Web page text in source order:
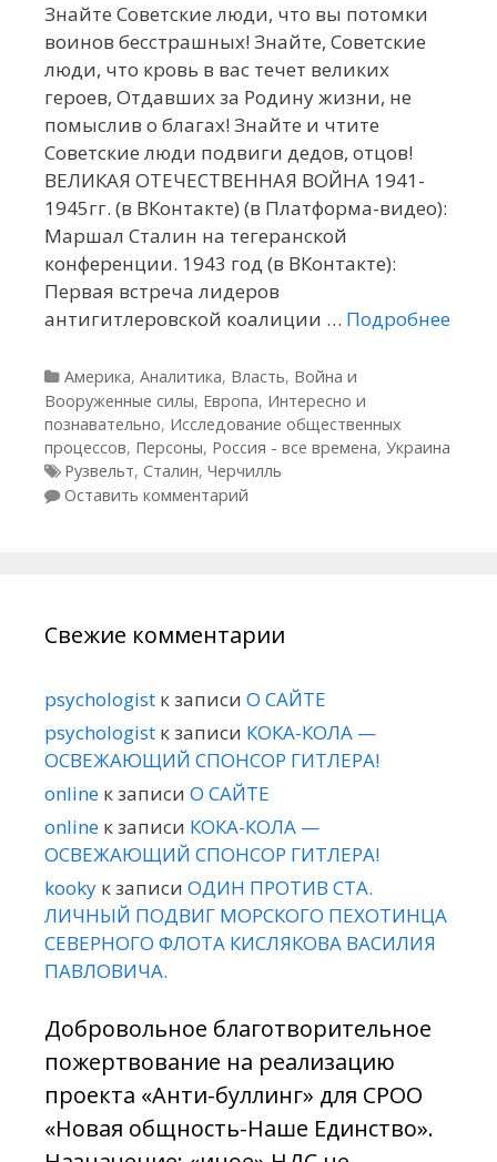
Знайте Советские люди, что вы потомки
воинов бесстрашных! Знайте, Советские
люди, что кровь в вас течет великих
героев, Отдавших за Родину жизни, не
помыслив о благах! Знайте и чтите
Советские люди подвиги дедов, отцов!
ВЕЛИКАЯ ОТЕЧЕСТВЕННАЯ ВОЙНА 1941-
1945гг. (в ВКонтакте) (в Платформа-видео):
Маршал Сталин на тегеранской
конференции. 1943 год (в ВКонтакте):
Первая встреча лидеров
антигитлеровской коалиции … Подробнее
Рубрики
Америка, Аналитика, Власть, Война и
Вооруженные силы, Европа, Интересно и
познавательно, Исследование общественных
процессов, Персоны, Россия - все времена, Украина
Метки
Рузвельт, Сталин, Черчилль
Оставить комментарий
Свежие комментарии
psychologist к записи О САЙТЕ
psychologist к записи КОКА-КОЛА —
ОСВЕЖАЮЩИЙ СПОНСОР ГИТЛЕРА!
online к записи О САЙТЕ
online к записи КОКА-КОЛА —
ОСВЕЖАЮЩИЙ СПОНСОР ГИТЛЕРА!
kooky к записи ОДИН ПРОТИВ СТА.
ЛИЧНЫЙ ПОДВИГ МОРСКОГО ПЕХОТИНЦА
СЕВЕРНОГО ФЛОТА КИСЛЯКОВА ВАСИЛИЯ
ПАВЛОВИЧА.
Добровольное благотворительное
пожертвование на реализацию
проекта «Анти-буллинг» для СРОО
«Новая общность-Наше Единство».